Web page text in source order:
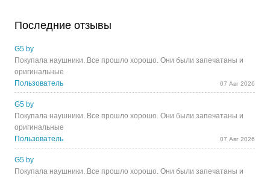
Последние отзывы
G5 by
Покупала наушники. Все прошло хорошо. Они были запечатаны и
оригинальные
Пользователь
07 Авг 2026
G5 by
Покупала наушники. Все прошло хорошо. Они были запечатаны и
оригинальные
Пользователь
07 Авг 2026
G5 by
Покупала наушники. Все прошло хорошо. Они были запечатаны и